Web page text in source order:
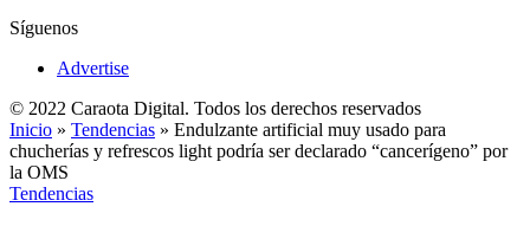
Síguenos
Advertise
© 2022 Caraota Digital. Todos los derechos reservados
Inicio » Tendencias » Endulzante artificial muy usado para
chucherías y refrescos light podría ser declarado “cancerígeno” por
la OMS
Tendencias